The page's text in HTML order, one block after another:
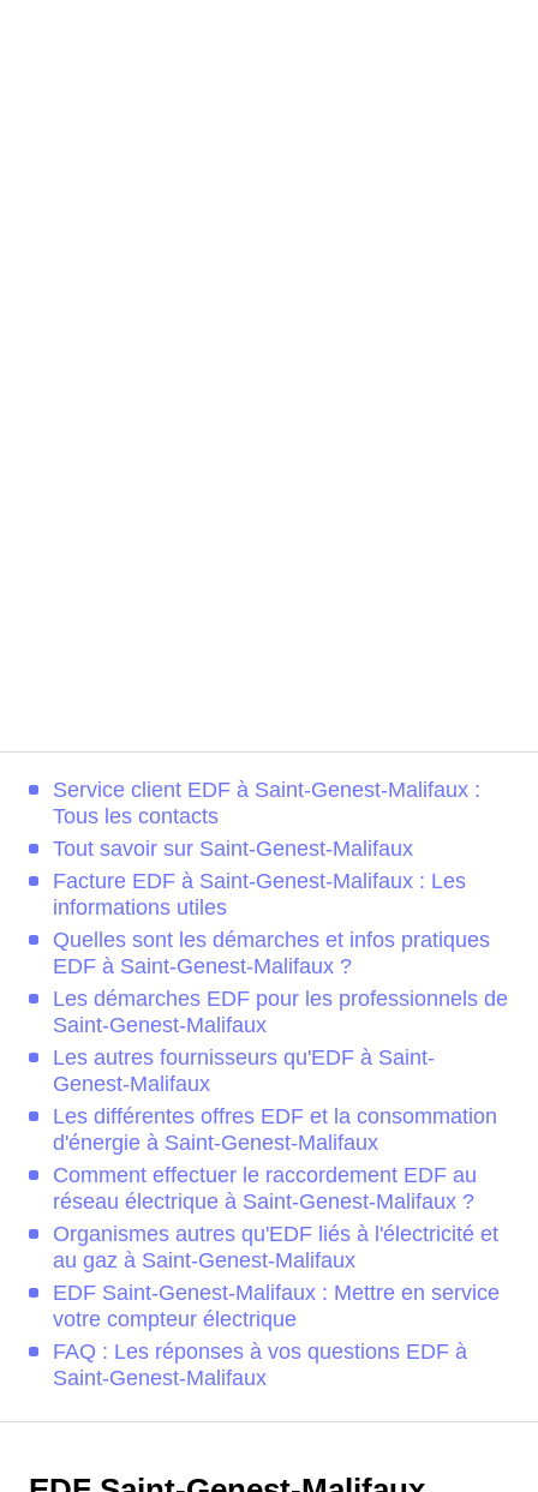
Service client EDF à Saint-Genest-Malifaux :
Tous les contacts
Tout savoir sur Saint-Genest-Malifaux
Facture EDF à Saint-Genest-Malifaux : Les
informations utiles
Quelles sont les démarches et infos pratiques
EDF à Saint-Genest-Malifaux ?
Les démarches EDF pour les professionnels de
Saint-Genest-Malifaux
Les autres fournisseurs qu'EDF à Saint-
Genest-Malifaux
Les différentes offres EDF et la consommation
d'énergie à Saint-Genest-Malifaux
Comment effectuer le raccordement EDF au
réseau électrique à Saint-Genest-Malifaux ?
Organismes autres qu'EDF liés à l'électricité et
au gaz à Saint-Genest-Malifaux
EDF Saint-Genest-Malifaux : Mettre en service
votre compteur électrique
FAQ : Les réponses à vos questions EDF à
Saint-Genest-Malifaux